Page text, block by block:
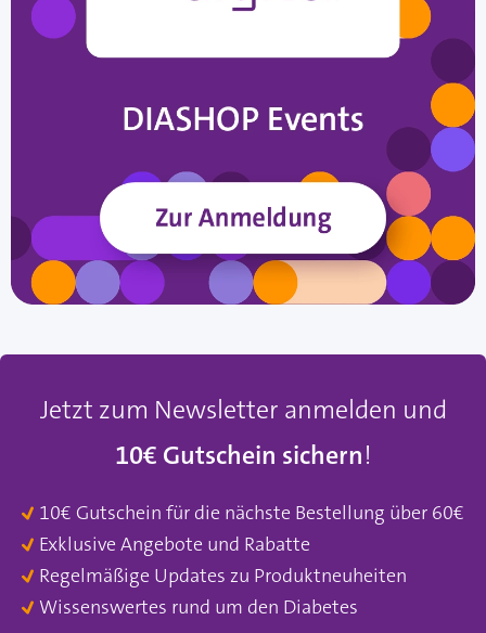
Jetzt zum Newsletter anmelden und
10€ Gutschein sichern!
10€ Gutschein für die nächste Bestellung über 60€
Exklusive Angebote und Rabatte
Regelmäßige Updates zu Produktneuheiten
Wissenswertes rund um den Diabetes